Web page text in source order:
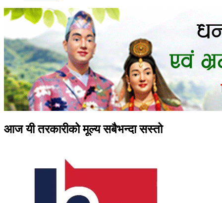
आज यी तरकारीको मूल्य सबैभन्दा सस्तो